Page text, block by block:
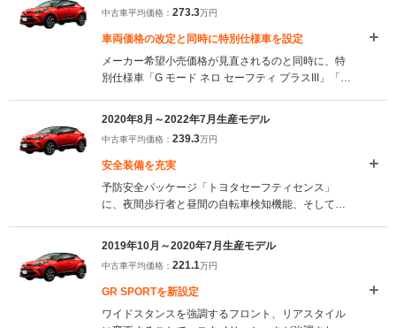
中古車平均価格： 273.3万円
車両価格の改定と同時に特別仕様車を設定
メーカー希望小売価格が見直されるのと同時に、特
別仕様車「G モード ネロ セーフティ プラスIII」「G-
（2022.8）
2020年8月～2022年7月生産モデル
中古車平均価格： 239.3万円
安全装備を充実
予防安全パッケージ「トヨタセーフティセンス」
に、夜間歩行者と昼間の自転車検知機能、そして右
プリクラッシュセーフティが搭載された。さらに、
トヨタにおいて国内初となる「緊急時操舵支援機
能」なども追加され、安全運転支援機能が充実され
た。（2020.8）
2019年10月～2020年7月生産モデル
中古車平均価格： 221.1万円
GR SPORTを新設定
ワイドスタンスを強調するフロント、リアスタイル